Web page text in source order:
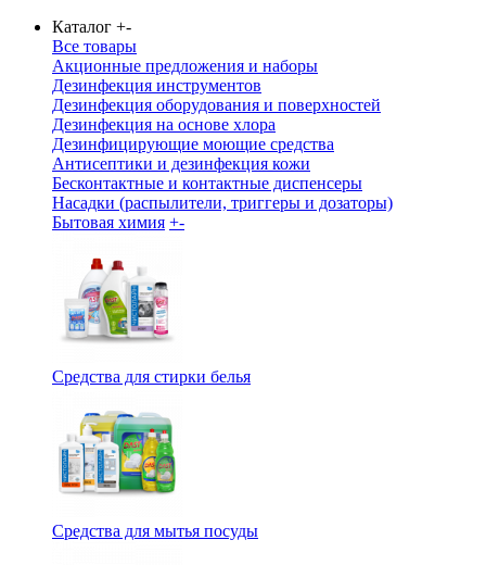
Каталог +-
Все товары
Акционные предложения и наборы
Дезинфекция инструментов
Дезинфекция оборудования и поверхностей
Дезинфекция на основе хлора
Дезинфицирующие моющие средства
Антисептики и дезинфекция кожи
Бесконтактные и контактные диспенсеры
Насадки (распылители, триггеры и дозаторы)
Бытовая химия +-
Средства для стирки белья
Средства для мытья посуды